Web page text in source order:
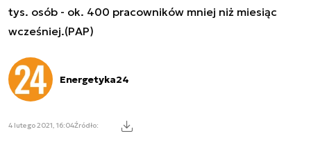
tys. osób - ok. 400 pracowników mniej niż miesiąc
wcześniej.(PAP)
Energetyka24
4 lutego 2021, 16:04Źródło: